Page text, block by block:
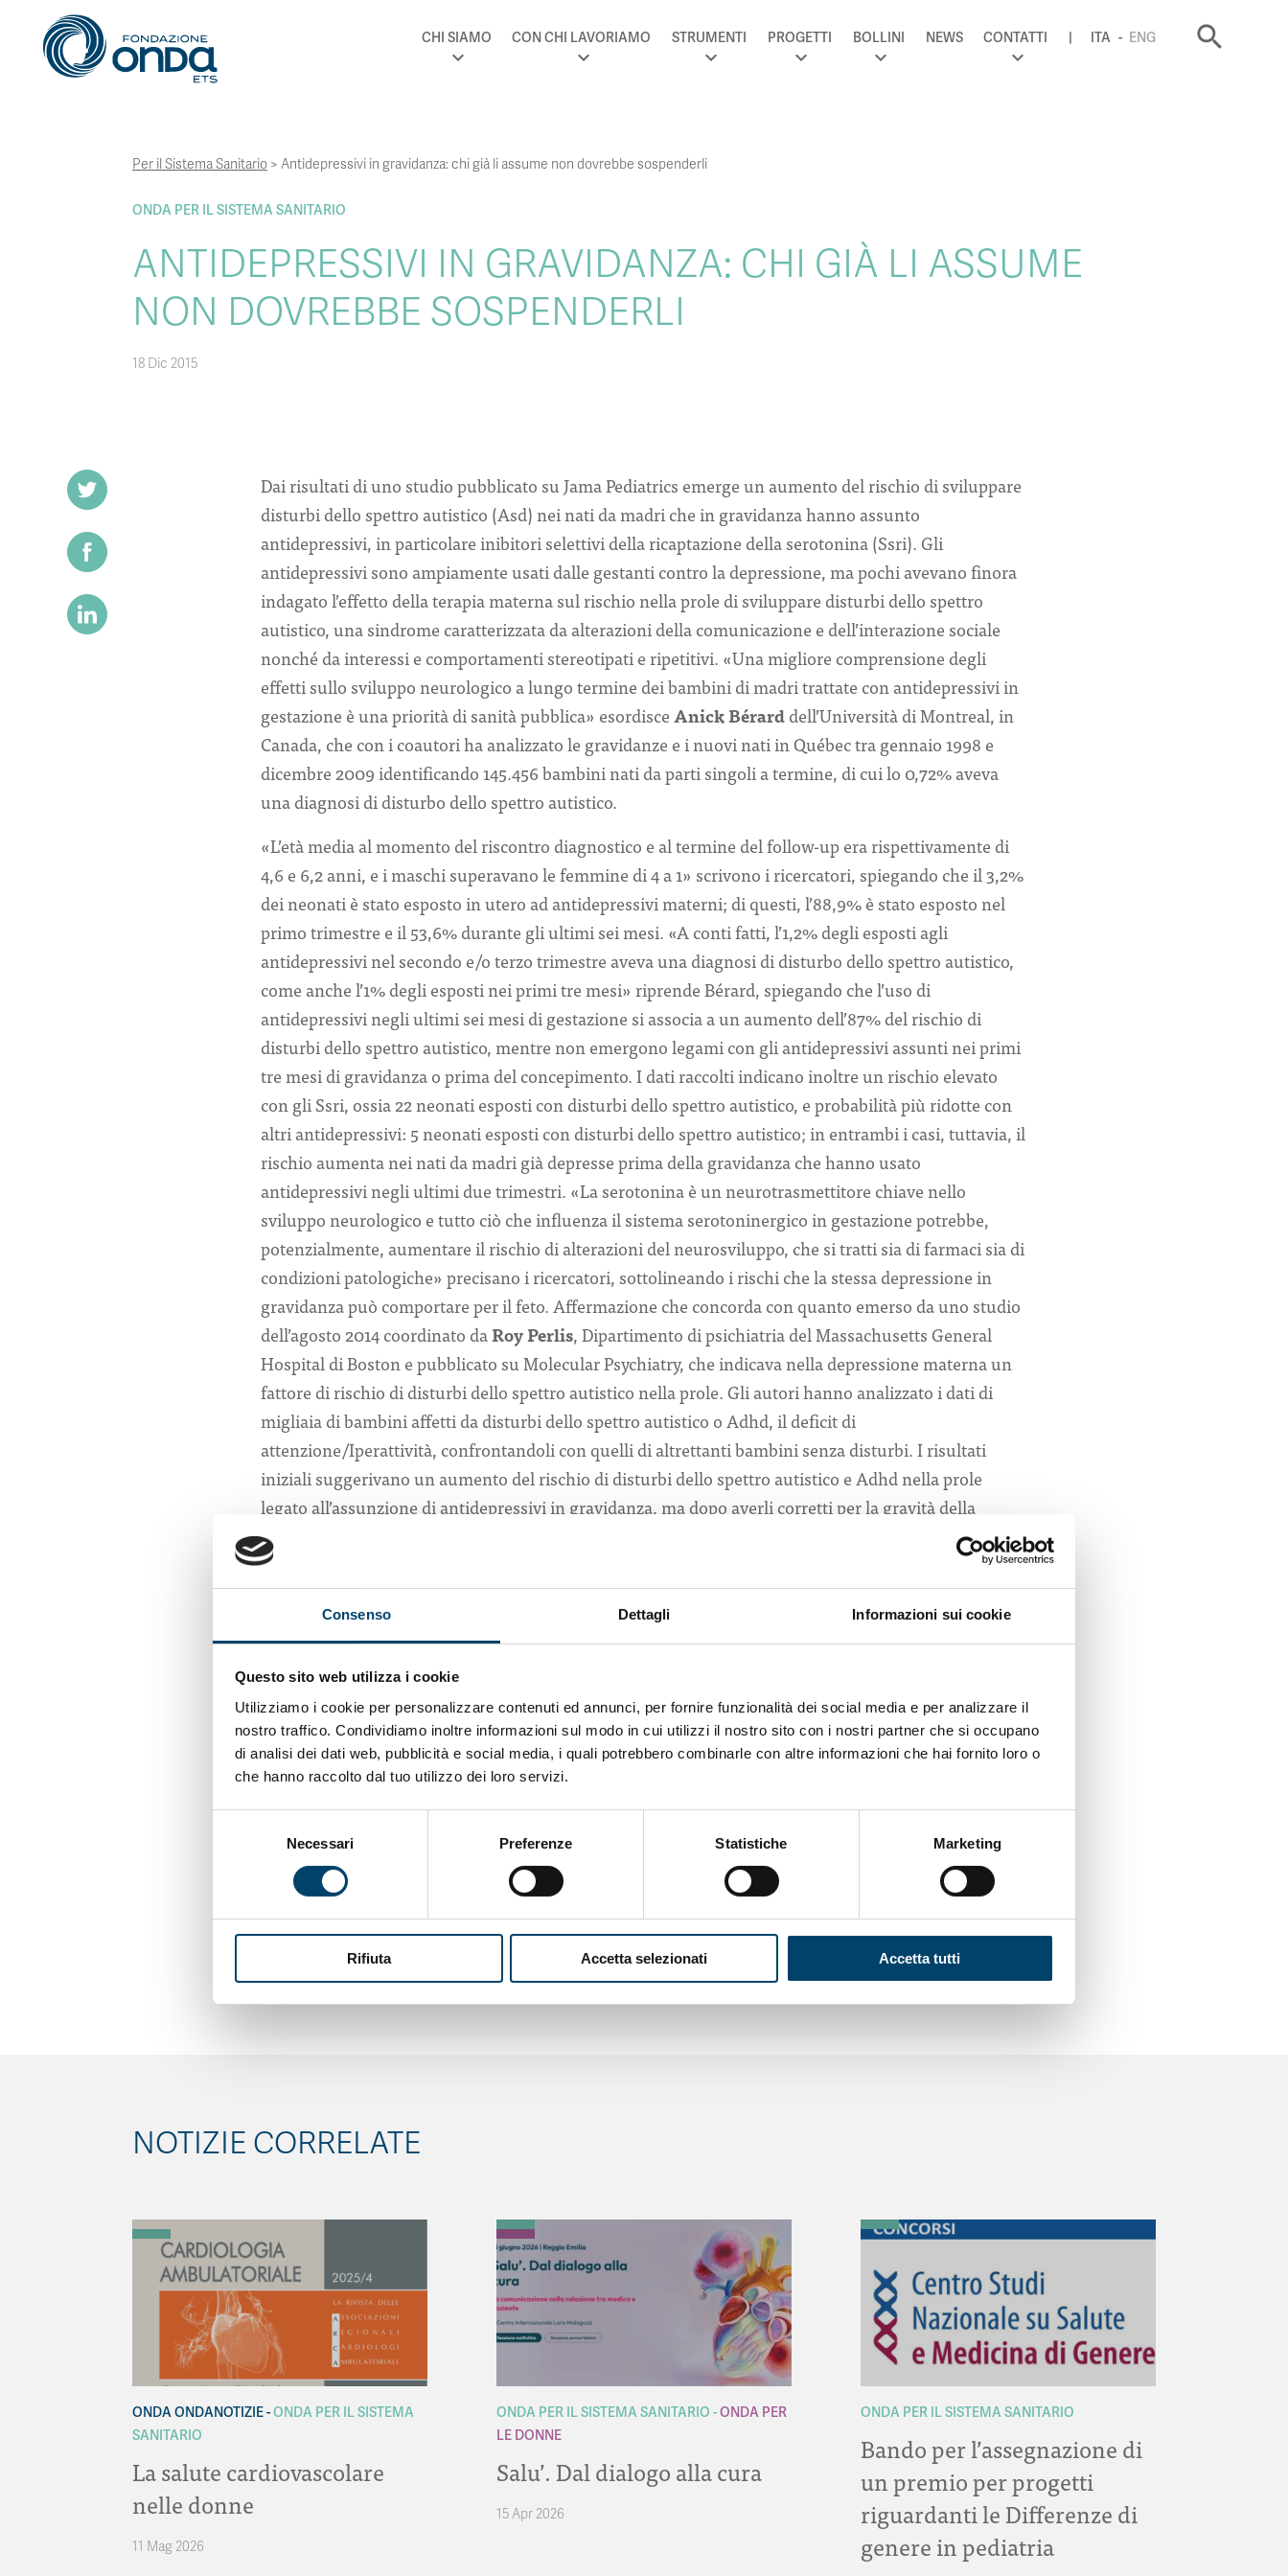
Consenso Dettagli Informazioni sui cookie
Questo sito web utilizza i cookie
Utilizziamo i cookie per personalizzare contenuti ed annunci, per fornire funzionalità dei social media e per analizzare il
nostro traffico. Condividiamo inoltre informazioni sul modo in cui utilizzi il nostro sito con i nostri partner che si occupano
di analisi dei dati web, pubblicità e social media, i quali potrebbero combinarle con altre informazioni che hai fornito loro o
che hanno raccolto dal tuo utilizzo dei loro servizi.
Necessari Preferenze Statistiche Marketing
Rifiuta Accetta selezionati Accetta tutti
CHI SIAMO CON CHI LAVORIAMO STRUMENTI PROGETTI BOLLINI NEWS CONTATTI ITA ENG search
Per il Sistema Sanitario > Antidepressivi in gravidanza: chi già li assume non dovrebbe sospenderli
ONDA PER IL SISTEMA SANITARIO
ANTIDEPRESSIVI IN GRAVIDANZA: CHI GIÀ LI ASSUME
NON DOVREBBE SOSPENDERLI
18 Dic 2015
Dai risultati di uno studio pubblicato su Jama Pediatrics emerge un aumento del rischio di sviluppare
disturbi dello spettro autistico (Asd) nei nati da madri che in gravidanza hanno assunto
antidepressivi, in particolare inibitori selettivi della ricaptazione della serotonina (Ssri). Gli
antidepressivi sono ampiamente usati dalle gestanti contro la depressione, ma pochi avevano finora
indagato l’effetto della terapia materna sul rischio nella prole di sviluppare disturbi dello spettro
autistico, una sindrome caratterizzata da alterazioni della comunicazione e dell’interazione sociale
nonché da interessi e comportamenti stereotipati e ripetitivi. «Una migliore comprensione degli
effetti sullo sviluppo neurologico a lungo termine dei bambini di madri trattate con antidepressivi in
gestazione è una priorità di sanità pubblica» esordisceAnick Bérarddell’Università di Montreal, in
Canada, che con i coautori ha analizzato le gravidanze e i nuovi nati in Québec tra gennaio 1998 e
dicembre 2009 identificando 145.456 bambini nati da parti singoli a termine, di cui lo 0,72% aveva
una diagnosi di disturbo dello spettro autistico.
«L’età media al momento del riscontro diagnostico e al termine del follow-up era rispettivamente di
4,6 e 6,2 anni, e i maschi superavano le femmine di 4 a 1» scrivono i ricercatori, spiegando che il 3,2%
dei neonati è stato esposto in utero ad antidepressivi materni; di questi, l’88,9% è stato esposto nel
primo trimestre e il 53,6% durante gli ultimi sei mesi. «A conti fatti, l’1,2% degli esposti agli
antidepressivi nel secondo e/o terzo trimestre aveva una diagnosi di disturbo dello spettro autistico,
come anche l’1% degli esposti nei primi tre mesi» riprende Bérard, spiegando che l’uso di
antidepressivi negli ultimi sei mesi di gestazione si associa a un aumento dell’87% del rischio di
disturbi dello spettro autistico, mentre non emergono legami con gli antidepressivi assunti nei primi
tre mesi di gravidanza o prima del concepimento. I dati raccolti indicano inoltre un rischio elevato
con gli Ssri, ossia 22 neonati esposti con disturbi dello spettro autistico, e probabilità più ridotte con
altri antidepressivi: 5 neonati esposti con disturbi dello spettro autistico; in entrambi i casi, tuttavia, il
rischio aumenta nei nati da madri già depresse prima della gravidanza che hanno usato
antidepressivi negli ultimi due trimestri. «La serotonina è un neurotrasmettitore chiave nello
sviluppo neurologico e tutto ciò che influenza il sistema serotoninergico in gestazione potrebbe,
potenzialmente, aumentare il rischio di alterazioni del neurosviluppo, che si tratti sia di farmaci sia di
condizioni patologiche» precisano i ricercatori, sottolineando i rischi che la stessa depressione in
gravidanza può comportare per il feto. Affermazione che concorda con quanto emerso da uno studio
dell’agosto 2014 coordinato daRoy Perlis, Dipartimento di psichiatria del Massachusetts General
Hospital di Boston e pubblicato su Molecular Psychiatry, che indicava nella depressione materna un
fattore di rischio di disturbi dello spettro autistico nella prole. Gli autori hanno analizzato i dati di
migliaia di bambini affetti da disturbi dello spettro autistico o Adhd, il deficit di
attenzione/Iperattività, confrontandoli con quelli di altrettanti bambini senza disturbi. I risultati
iniziali suggerivano un aumento del rischio di disturbi dello spettro autistico e Adhd nella prole
legato all’assunzione di antidepressivi in gravidanza, ma dopo averli corretti per la gravità della
depressione materna il collegamento non era più significativo.
depressione, che può causare prematurità, basso peso alla nascita, preeclampsia, depressione post
partum e comportamenti suicidari» osserva Perlis. «Dato il moltiplicarsi dei fattori di rischio in utero
per disturbi dello spettro autistico non ha più molto senso suggerire di evitare gli antidepressivi o di
interromperli se già si usano. È probabile che in futuro la crescente complessità delle interazioni fra
fattori di rischio ci indurrà sempre più a non fare affermazioni categoriche su ciò che è bene o male,
senza pensare anche alle vie di mezzo» conclude in un editoriale Bryan King del Children’s Hospital
di Seattle, nello stato di Washington.
https://archpedi.jamanetwork.com/article.aspx?doi=10.1001/jamapediatrics.2015.3356
Jama Pediatrics 2015. doi:10.1001/jamapediatrics.2015.3493
https://archpedi.jamanetwork.com/article.aspx?doi=10.1001/jamapediatrics.2015.3493
Doctor33
NOTIZIE CORRELATE
ONDA ONDANOTIZIE ONDA PER IL SISTEMA
SANITARIO
La salute cardiovascolare
nelle donne
11 Mag 2026
ONDA PER IL SISTEMA SANITARIO
ONDA PER
LE DONNE
Salu’. Dal dialogo alla cura
15 Apr 2026
ONDA PER IL SISTEMA SANITARIO
Bando per l’assegnazione di
un premio per progetti
riguardanti le Differenze di
genere in pediatria